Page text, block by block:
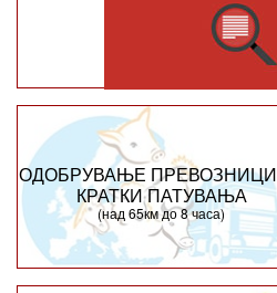
ОДОБРУВАЊЕ
КРАТКИ ПАТУВАЊА
(над 65км до 8 часа)